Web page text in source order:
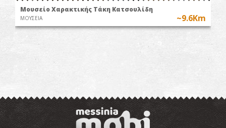
Μουσείο Χαρακτικής Τάκη Κατσουλίδη
ΜΟΥΣΕΙΑ ~9.6Km